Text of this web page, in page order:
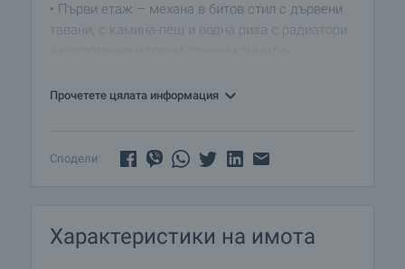
• Първи етаж – механа в битов стил с дървени
тавани, с камина-пещ и водна риза с радиатори
хранене - 2 звезди;
тоалетни с мивка;
теракот. Между втория и третия етаж има баня
Прочетете цялата информация
Сподели:
Характеристики на имота